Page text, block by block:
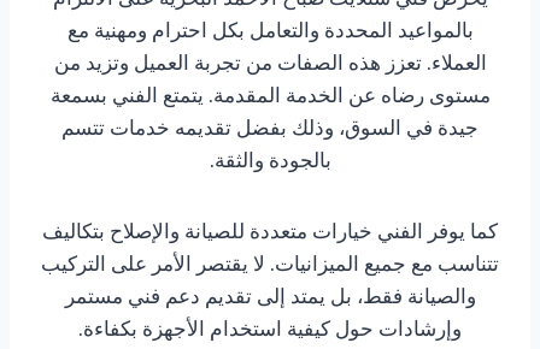
بالمواعيد المحددة والتعامل بكل احترام ومهنية مع
العملاء. تعزز هذه الصفات من تجربة العميل وتزيد من
مستوى رضاه عن الخدمة المقدمة. يتمتع الفني بسمعة
جيدة في السوق، وذلك بفضل تقديمه خدمات تتسم
بالجودة والثقة.
كما يوفر الفني خيارات متعددة للصيانة والإصلاح بتكاليف
تتناسب مع جميع الميزانيات. لا يقتصر الأمر على التركيب
والصيانة فقط، بل يمتد إلى تقديم دعم فني مستمر
وإرشادات حول كيفية استخدام الأجهزة بكفاءة.